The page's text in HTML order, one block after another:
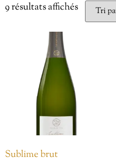
9 résultats affichés
Sublime brut